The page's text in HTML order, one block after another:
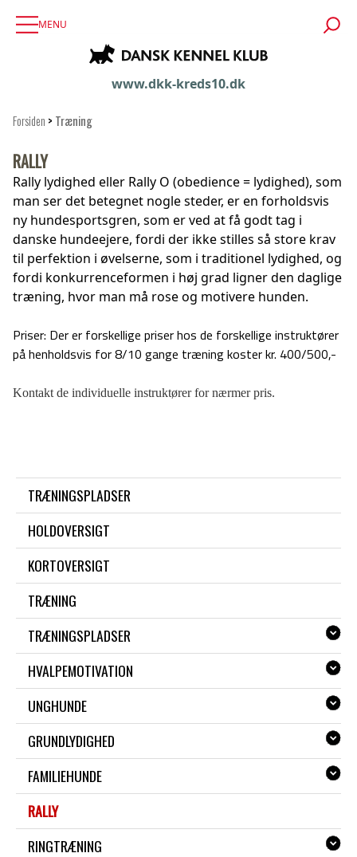
MENU
www.dkk-kreds10.dk
Forsiden > Træning
RALLY
Rally lydighed eller Rally O (obedience = lydighed), som
man ser det betegnet nogle steder, er en forholdsvis
ny hundesportsgren, som er ved at få godt tag i
danske hundeejere, fordi der ikke stilles så store krav
til perfektion i øvelserne, som i traditionel lydighed, og
fordi konkurrenceformen i høj grad ligner den daglige
træning, hvor man må rose og motivere hunden.
Priser: Der er forskellige priser hos de forskellige instruktører
på henholdsvis for8/10 gange træning kosterkr. 400/500,-
Kontakt de individuelle instruktører for nærmer pris.
TRÆNINGSPLADSER
HOLDOVERSIGT
KORTOVERSIGT
TRÆNING
TRÆNINGSPLADSER
HVALPEMOTIVATION
UNGHUNDE
GRUNDLYDIGHED
FAMILIEHUNDE
RALLY
RINGTRÆNING